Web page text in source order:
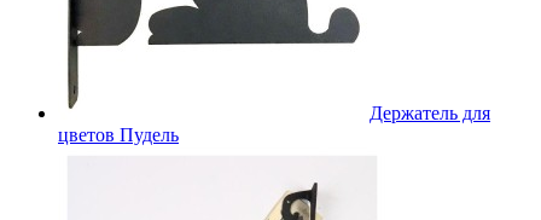
Держатель для
цветов Пудель